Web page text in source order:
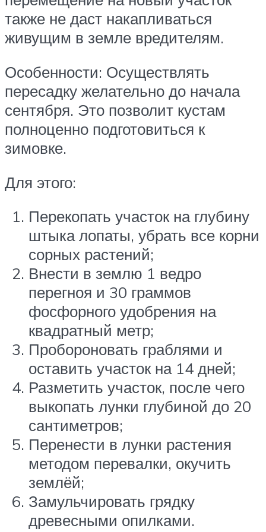
также не даст накапливаться
живущим в земле вредителям.
Особенности: Осуществлять
пересадку желательно до начала
сентября. Это позволит кустам
полноценно подготовиться к
зимовке.
Для этого:
Перекопать участок на глубину
штыка лопаты, убрать все корни
сорных растений;
Внести в землю 1 ведро
перегноя и 30 граммов
фосфорного удобрения на
квадратный метр;
Пробороновать граблями и
оставить участок на 14 дней;
Разметить участок, после чего
выкопать лунки глубиной до 20
сантиметров;
Перенести в лунки растения
методом перевалки, окучить
землёй;
Замульчировать грядку
древесными опилками.